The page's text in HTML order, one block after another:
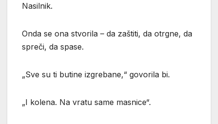
Nasilnik.
Onda se ona stvorila – da zaštiti, da otrgne, da
spreči, da spase.
„Sve su ti butine izgrebane,“ govorila bi.
„I kolena. Na vratu same masnice“.